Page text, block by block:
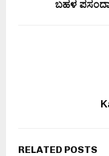
ಬಹಳ
RELATED POSTS